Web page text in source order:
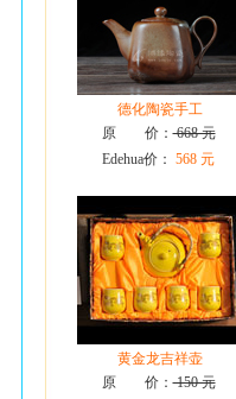
德化陶瓷手工
原 价：668 元
Edehua价： 568 元
黄金龙吉祥壶
原 价：150 元